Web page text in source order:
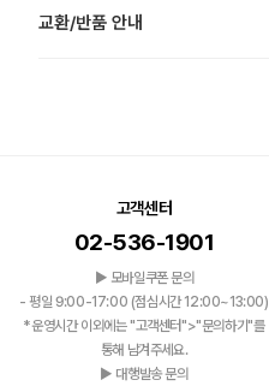
교환/반품 안내
고객센터
02-536-1901
▶ 모바일쿠폰 문의
- 평일 9:00-17:00 (점심시간 12:00~13:00)
*운영시간 이외에는 "고객센터">"문의하기"를
통해 남겨주세요.
▶ 대행발송 문의